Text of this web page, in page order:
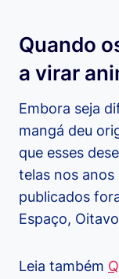
Quando
a virar
Embora seja
mangá deu
que esses
telas nos anos
publicados
Espaço,
Leia também